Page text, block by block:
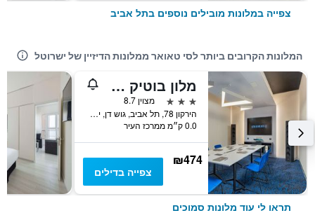
צפייה במלונות מובילים נוספים בתל אביב
המלונות הקרובים ביותר לסי טאואר ממלונות הדיזיין של ישרוטל
מלון בוטיק אולטרה תל אביב
3 כוכבים
מצוין 8.7
הירקון 78, תל אביב, גוש דן, ישראל
0.0 ק״מ ממרכז העיר
₪474
צפייה בדילים
תראו לי עוד מלונות סמוכים